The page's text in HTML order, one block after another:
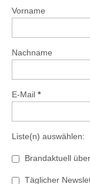
Vorname
Nachname
E-Mail *
Liste(n) auswählen:
Brandaktuell
Täglicher